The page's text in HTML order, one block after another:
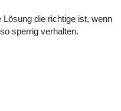
Lösung die richtige ist, wenn
sperrig verhalten.